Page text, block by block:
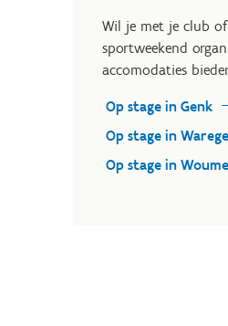
Wil je met je club
sportweekend
accomodaties
Op stage in Genk
Op stage in
Op stage in